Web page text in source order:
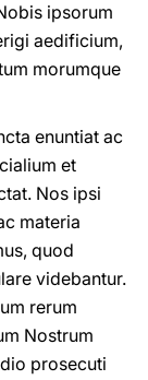
ipsorum
aedificium,
morumque
enuntiat ac
et
Nos ipsi
materia
quod
videbantur.
rerum
Nostrum
prosecuti